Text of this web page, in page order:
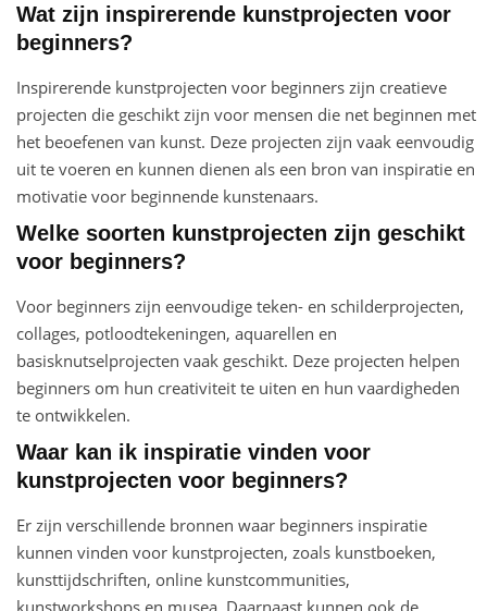
Wat zijn inspirerende kunstprojecten voor
beginners?
Inspirerende kunstprojecten voor beginners zijn creatieve
projecten die geschikt zijn voor mensen die net beginnen met
het beoefenen van kunst. Deze projecten zijn vaak eenvoudig
uit te voeren en kunnen dienen als een bron van inspiratie en
motivatie voor beginnende kunstenaars.
Welke soorten kunstprojecten zijn geschikt
voor beginners?
Voor beginners zijn eenvoudige teken- en schilderprojecten,
collages, potloodtekeningen, aquarellen en
basisknutselprojecten vaak geschikt. Deze projecten helpen
beginners om hun creativiteit te uiten en hun vaardigheden
te ontwikkelen.
Waar kan ik inspiratie vinden voor
kunstprojecten voor beginners?
Er zijn verschillende bronnen waar beginners inspiratie
kunnen vinden voor kunstprojecten, zoals kunstboeken,
kunsttijdschriften, online kunstcommunities,